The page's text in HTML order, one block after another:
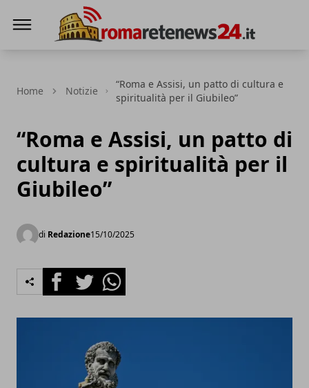
Home Notizie
“Roma e Assisi, un patto di cultura e
spiritualità per il Giubileo”
“Roma e Assisi, un patto di
cultura e spiritualità per il
Giubileo”
di Redazione15/10/2025
FacebookTwitterWhatsapp